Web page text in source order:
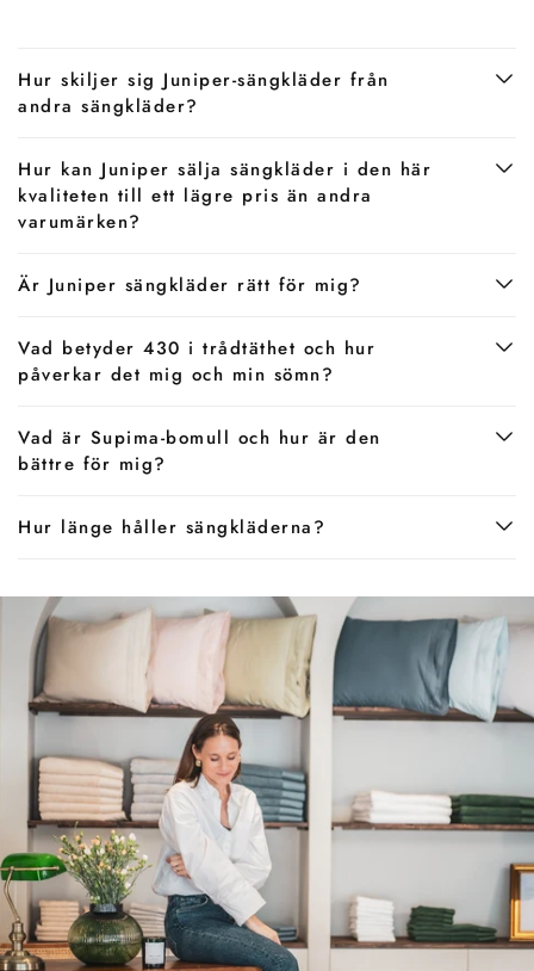
Hur skiljer sig Juniper-sängkläder från
andra sängkläder?
Hur kan Juniper sälja sängkläder i den här
kvaliteten till ett lägre pris än andra
varumärken?
Är Juniper sängkläder rätt för mig?
Vad betyder 430 i trådtäthet och hur
påverkar det mig och min sömn?
Vad är Supima-bomull och hur är den
bättre för mig?
Hur länge håller sängkläderna?